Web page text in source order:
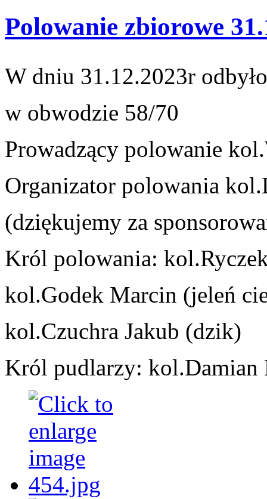
Polowanie zbiorowe
W dniu 31.12.2023r
w obwodzie 58/70
Prowadzący polowanie
Organizator polowania
(dziękujemy za
Król polowania:
kol.Godek Marcin (jeleń
kol.Czuchra Jakub (dzik)
Król pudlarzy: kol.Damian